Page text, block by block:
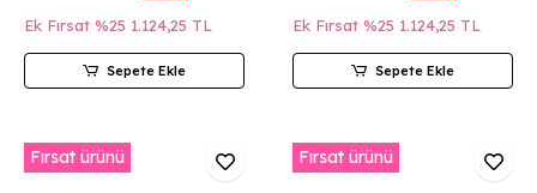
Ek Fırsat %25 1.124,25 TL
Sepete Ekle
Ek Fırsat %25 1.124,25 TL
Sepete Ekle
Fırsat ürünü Fırsat ürünü